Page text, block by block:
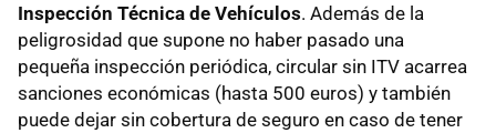
Inspección Técnica de Vehículos. Además de la
peligrosidad que supone no haber pasado una
pequeña inspección periódica, circular sin ITV acarrea
sanciones económicas (hasta 500 euros) y también
puede dejar sin cobertura de seguro en caso de tener